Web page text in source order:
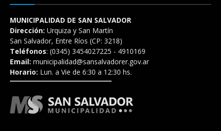
MUNICIPALIDAD DE SAN SALVADOR
Dirección: Urquiza y San Martín
San Salvador, Entre Ríos (CP: 3218)
Teléfonos: (0345) 3454027225 - 4910169
Email: municipalidad@sansalvadorer.gov.ar
Horario: Lun. a Vie de 6:30 a 12:30 hs.